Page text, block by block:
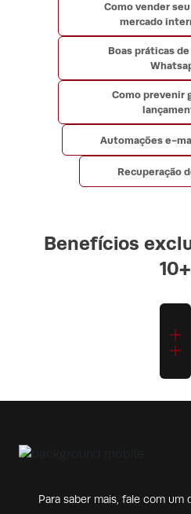
Como vender
mercado
Boas práticas
Como prevenir
Automações e-
Recuperação
Benefícios
10+
Para saber mais, fale com um